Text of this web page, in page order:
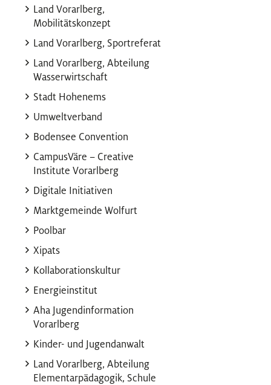
Land Vorarlberg,
Mobilitätskonzept
Land Vorarlberg, Sportreferat
Land Vorarlberg, Abteilung
Wasserwirtschaft
Stadt Hohenems
Umweltverband
Bodensee Convention
CampusVäre – Creative
Institute Vorarlberg
Digitale Initiativen
Marktgemeinde Wolfurt
Poolbar
Xipats
Kollaborationskultur
Energieinstitut
Aha Jugendinformation
Vorarlberg
Kinder- und Jugendanwalt
Land Vorarlberg, Abteilung
Elementarpädagogik, Schule